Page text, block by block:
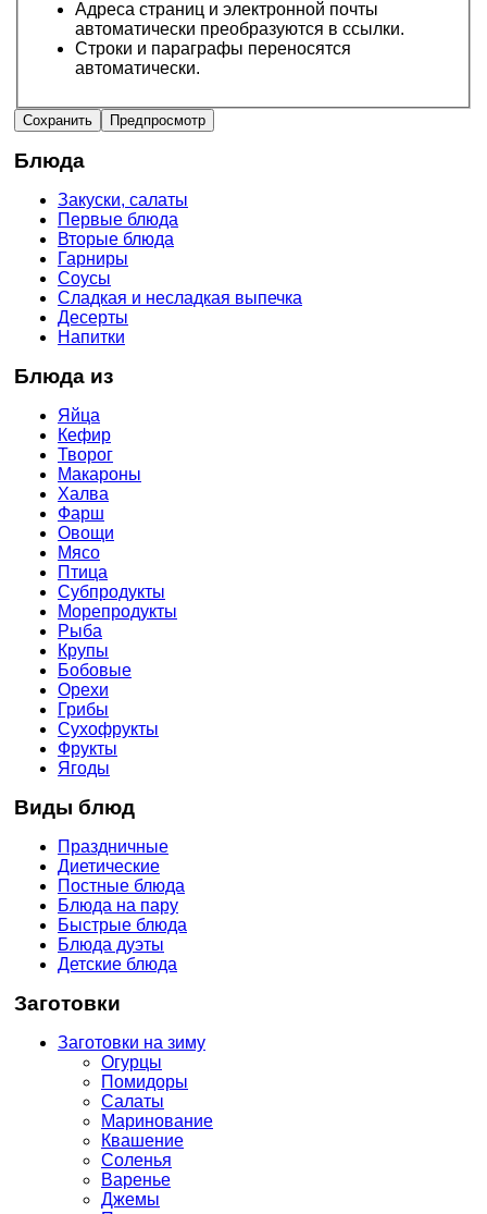
Адреса страниц и электронной почты
автоматически преобразуются в ссылки.
Строки и параграфы переносятся
автоматически.
Блюда
Закуски, салаты
Первые блюда
Вторые блюда
Гарниры
Соусы
Сладкая и несладкая выпечка
Десерты
Напитки
Блюда из
Яйца
Кефир
Творог
Макароны
Халва
Фарш
Овощи
Мясо
Птица
Субпродукты
Морепродукты
Рыба
Крупы
Бобовые
Орехи
Грибы
Сухофрукты
Фрукты
Ягоды
Виды блюд
Праздничные
Диетические
Постные блюда
Блюда на пару
Быстрые блюда
Блюда дуэты
Детские блюда
Заготовки
Заготовки на зиму
Огурцы
Помидоры
Салаты
Маринование
Квашение
Соленья
Варенье
Джемы